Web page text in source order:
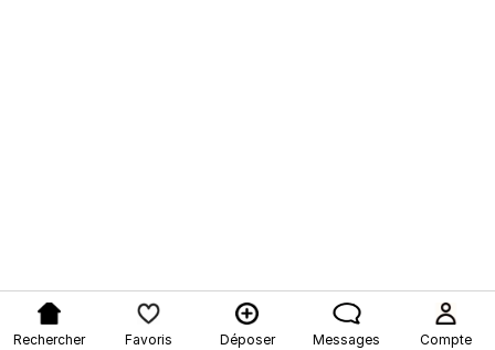
Rechercher Favoris Déposer Messages Compte